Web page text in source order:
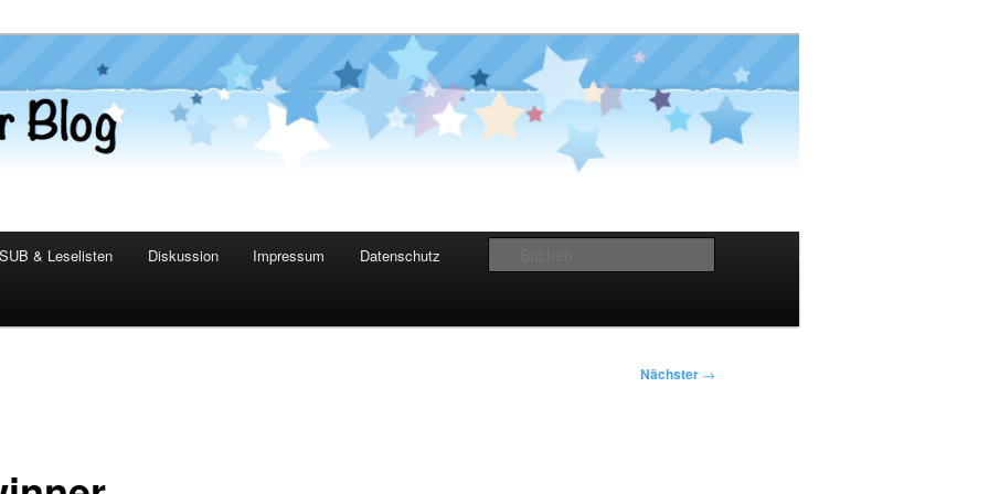
Blog
SUB & Leselisten Diskussion Impressum Datenschutz
Nächster →